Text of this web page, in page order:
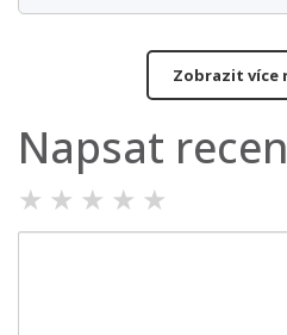
Zobrazit více
Napsat
★ ★ ★ ★ ★